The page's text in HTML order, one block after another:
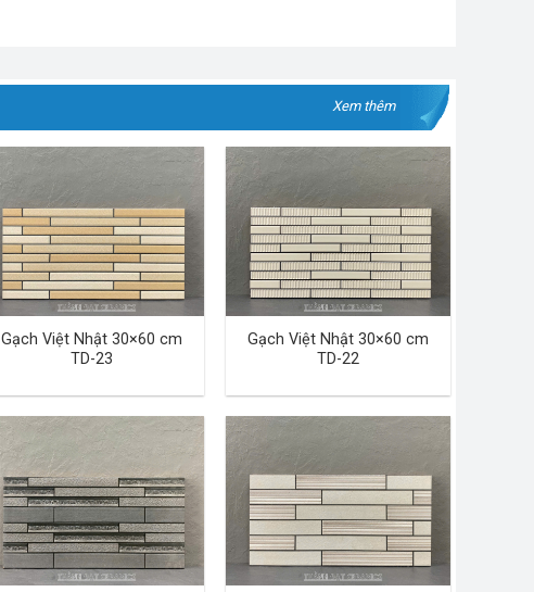
Xem thêm
Gạch Việt Nhật 30×60 cm
TD-23
Gạch Việt Nhật 30×60 cm
TD-22